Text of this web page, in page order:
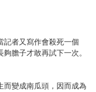
記者又寫作會殺死一個
膽子才敢再試下一次。
而變成南瓜頭，因而成為